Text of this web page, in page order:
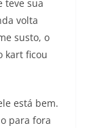
teve sua
volta
susto, o
kart ficou
está bem.
para fora